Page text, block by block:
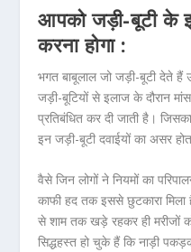
आपको जड़ी-बूटी के
करना होगा :
भगत बाबूलाल जो जड़ी-बूटी देते हैं
जड़ी-बूटियों से इलाज के दौरान
प्रतिबंधित कर दी जाती है।
इन जड़ी-बूटी दवाईयों का असर
वैसे जिन लोगों ने नियमों का
काफी हद तक इससे छुटकारा मिला
से शाम तक खड़े रहकर ही मरीजों
सिद्धहस्त हो चुके हैं कि नाड़ी